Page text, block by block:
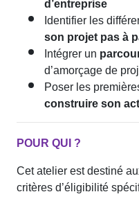
Identifier les
son projet pas à
Intégrer un
d’amorçage de
Poser les
construire son
POUR QUI ?
Cet atelier est destiné
critères d’éligibilité